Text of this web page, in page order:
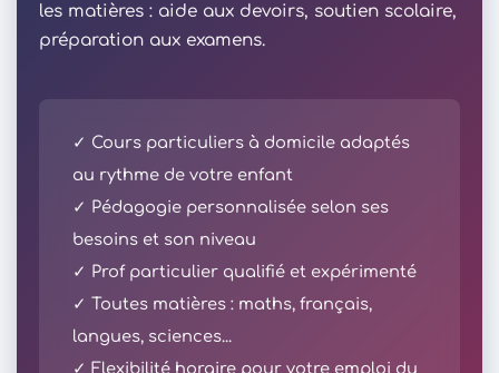
les matières : aide aux devoirs, soutien scolaire,
préparation aux examens.
✓ Cours particuliers à domicile adaptés
au rythme de votre enfant
✓ Pédagogie personnalisée selon ses
besoins et son niveau
✓ Prof particulier qualifié et expérimenté
✓ Toutes matières : maths, français,
langues, sciences...
✓ Flexibilité horaire pour votre emploi du